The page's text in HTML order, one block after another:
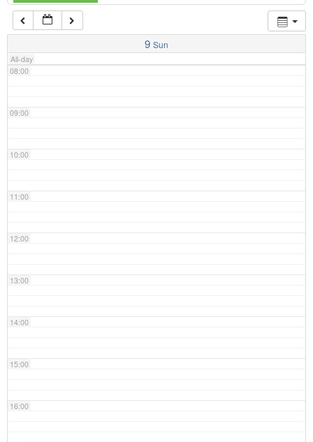
9 Sun
All-day
07:00
08:00
09:00
10:00
11:00
12:00
13:00
14:00
15:00
16:00